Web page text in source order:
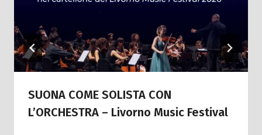
SUONA COME SOLISTA CON
L’ORCHESTRA – Livorno Music Festival